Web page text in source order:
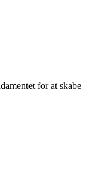
for at skabe